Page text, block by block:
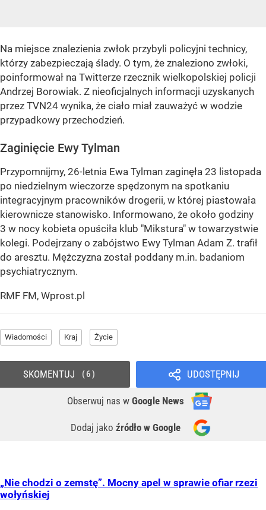
Na miejsce znalezienia zwłok przybyli policyjni technicy,
którzy zabezpieczają ślady. O tym, że znaleziono zwłoki,
poinformował na Twitterze rzecznik wielkopolskiej policji
Andrzej Borowiak. Z nieoficjalnych informacji uzyskanych
przez TVN24 wynika, że ciało miał zauważyć w wodzie
przypadkowy przechodzień.
Zaginięcie Ewy Tylman
Przypomnijmy, 26-letnia Ewa Tylman zaginęła 23 listopada
po niedzielnym wieczorze spędzonym na spotkaniu
integracyjnym pracowników drogerii, w której piastowała
kierownicze stanowisko. Informowano, że około godziny
3 w nocy kobieta opuściła klub "Mikstura" w towarzystwie
kolegi. Podejrzany o zabójstwo Ewy Tylman Adam Z. trafił
do aresztu. Mężczyzna został poddany m.in. badaniom
psychiatrycznym.
RMF FM, Wprost.pl
Wiadomości Kraj Życie
UDOSTĘPNIJ
Obserwuj nas w Google News
Dodaj jako źródło w Google
SKOMENTUJ 6
„Nie chodzi o zemstę”. Mocny apel w sprawie ofiar rzezi
wołyńskiej